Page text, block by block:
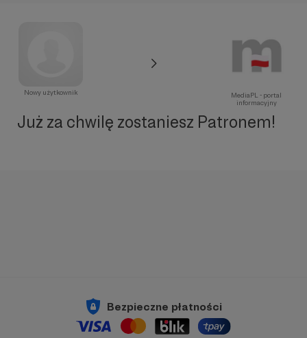
Nowy użytkownik
MediaPL - portal
informacyjny
Już za chwilę zostaniesz Patronem!
Bezpieczne płatności